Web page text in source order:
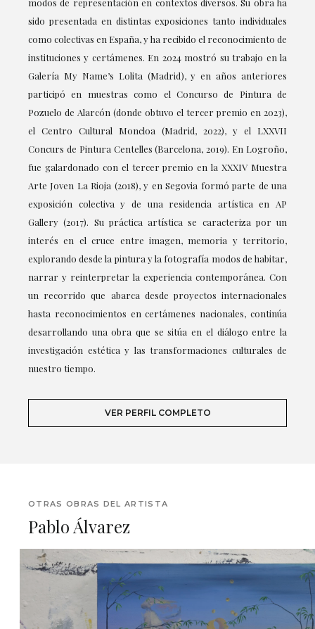
sido presentada en distintas exposiciones tanto individuales
como colectivas en España, y ha recibido el reconocimiento de
instituciones y certámenes. En 2024 mostró su trabajo en la
Galería My Name’s Lolita (Madrid), y en años anteriores
participó en muestras como el Concurso de Pintura de
Pozuelo de Alarcón (donde obtuvo el tercer premio en 2023),
el Centro Cultural Moncloa (Madrid, 2022), y el LXXVII
Concurs de Pintura Centelles (Barcelona, 2019). En Logroño,
fue galardonado con el tercer premio en la XXXIV Muestra
Arte Joven La Rioja (2018), y en Segovia formó parte de una
exposición colectiva y de una residencia artística en AP
Gallery (2017). Su práctica artística se caracteriza por un
interés en el cruce entre imagen, memoria y territorio,
explorando desde la pintura y la fotografía modos de habitar,
narrar y reinterpretar la experiencia contemporánea. Con
un recorrido que abarca desde proyectos internacionales
hasta reconocimientos en certámenes nacionales, continúa
desarrollando una obra que se sitúa en el diálogo entre la
investigación estética y las transformaciones culturales de
nuestro tiempo.
VER PERFIL COMPLETO
OTRAS OBRAS DEL ARTISTA
Pablo Álvarez